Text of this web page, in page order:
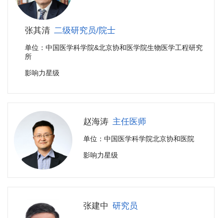
张其清 二级研究员/院士
单位：中国医学科学院&北京协和医学院生物医学工程研究
所
影响力星级
赵海涛 主任医师
单位：中国医学科学院北京协和医院
影响力星级
张建中 研究员